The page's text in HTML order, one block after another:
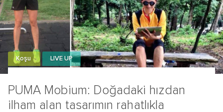
PUMA Mobium: Doğadaki hızdan
ilham alan tasarımın rahatlıkla
Koşu LIVE UP